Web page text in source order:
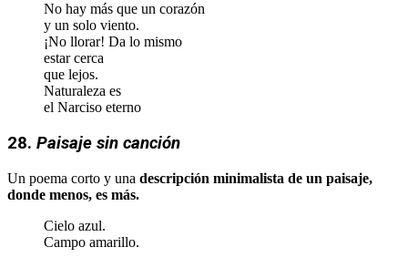
No hay más que un corazón
y un solo viento.
¡No llorar! Da lo mismo
estar cerca
que lejos.
Naturaleza es
el Narciso eterno
28. Paisaje sin canción
Un poema corto y una descripción minimalista de un paisaje,
donde menos, es más.
Cielo azul.
Campo amarillo.